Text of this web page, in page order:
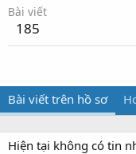
Bài viết
185
Bài viết trên hồ sơ
Hiện tại không có tin